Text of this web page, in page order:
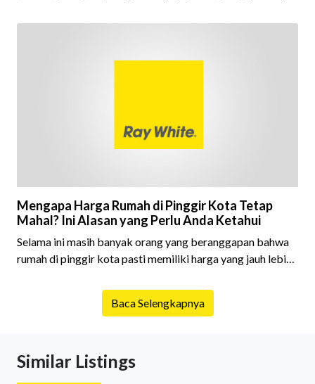
pesepak bola terbaik sepanjang masa, Messi memiliki
Mengapa Harga Rumah di Pinggir Kota Tetap
Mahal? Ini Alasan yang Perlu Anda Ketahui
Selama ini masih banyak orang yang beranggapan bahwa
rumah di pinggir kota pasti memiliki harga yang jauh lebih
Anggapan tersebut memang tidak sepenuhnya salah,
tetapi kondisi pasar properti saat ini men
Baca Selengkapnya
Similar Listings